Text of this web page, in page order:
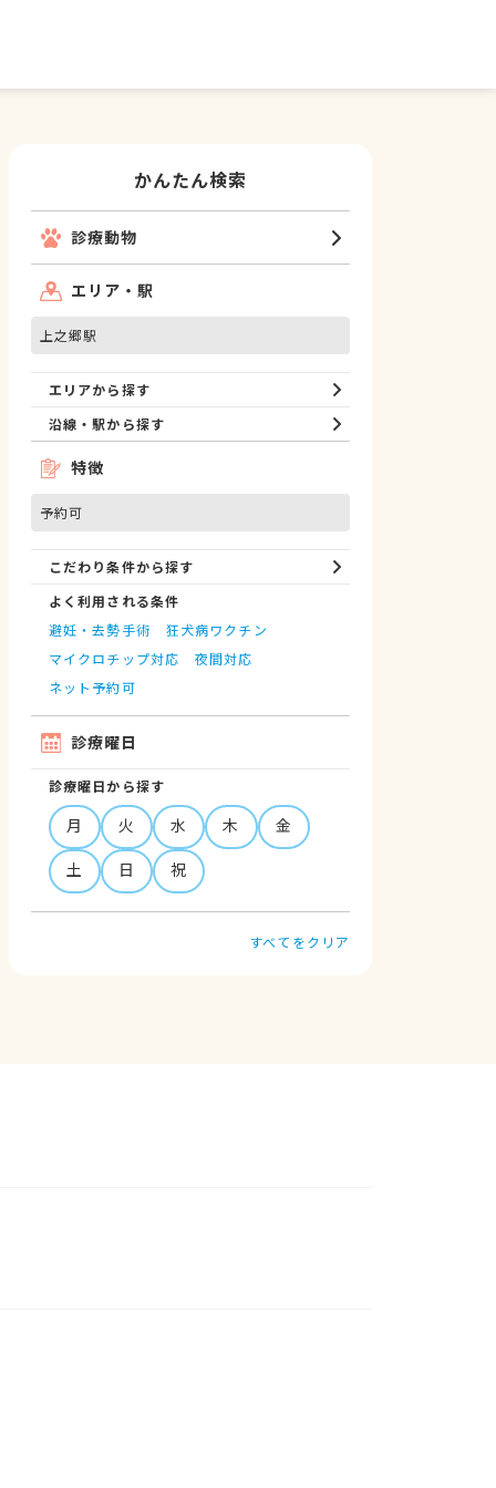
かんたん検索
診療動物
エリア・駅
上之郷駅
エリアから探す
沿線・駅から探す
特徴
予約可
こだわり条件から探す
よく利用される条件
避妊・去勢手術
狂犬病ワクチン
マイクロチップ対応
夜間対応
ネット予約可
診療曜日
診療曜日から探す
月 火 水 木
金
土
日 祝
すべてをクリア